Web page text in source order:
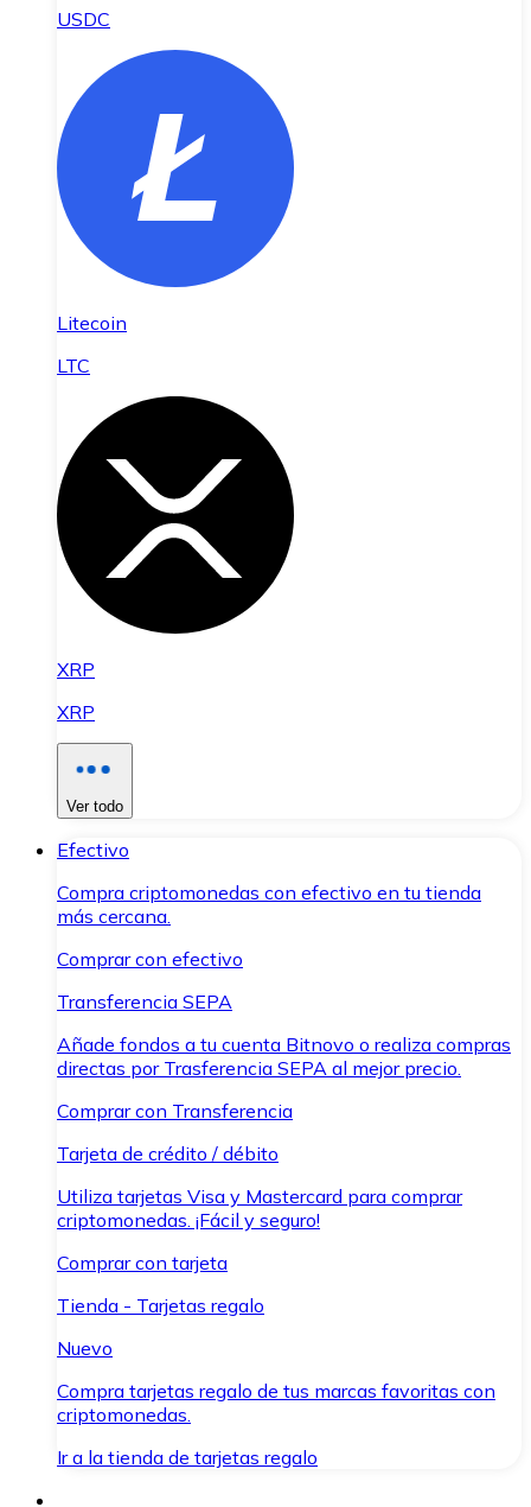
USDC
Litecoin
LTC
XRP
XRP
Ver todo
Efectivo
Compra criptomonedas con efectivo en tu tienda
más cercana.
Comprar con efectivo
Transferencia SEPA
Añade fondos a tu cuenta Bitnovo o realiza compras
directas por Trasferencia SEPA al mejor precio.
Comprar con Transferencia
Tarjeta de crédito / débito
Utiliza tarjetas Visa y Mastercard para comprar
criptomonedas. ¡Fácil y seguro!
Comprar con tarjeta
Tienda - Tarjetas regalo
Nuevo
Compra tarjetas regalo de tus marcas favoritas con
criptomonedas.
Ir a la tienda de tarjetas regalo